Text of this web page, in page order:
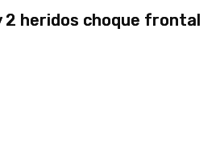
2 heridos choque frontal